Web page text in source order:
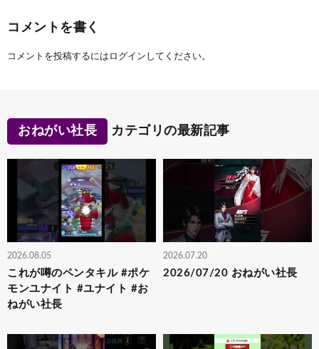
コメントを書く
コメントを投稿するには ログイン してください。
おねがい社長 カテゴリの最新記事
2026.08.05
これが噂のペンタキル #ポケ
モンユナイト #ユナイト #お
ねがい社長
2026.07.20
2026/07/20 おねがい社長